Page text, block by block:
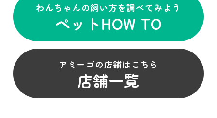
わんちゃんの飼い方を調べてみよう
ペットHOW TO
アミーゴの店舗はこちら
店舗一覧